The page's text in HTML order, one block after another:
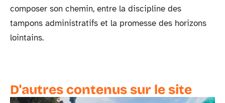
composer son chemin, entre la discipline des
tampons administratifs et la promesse des horizons
lointains.
D'autres contenus sur le site